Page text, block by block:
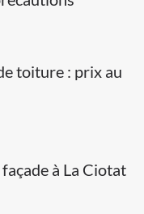
toiture : prix au
à La Ciotat